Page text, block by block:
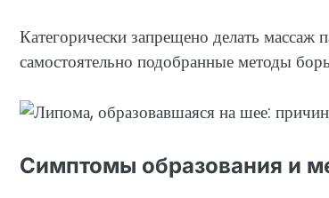
Категорически запрещено делать массаж
самостоятельно подобранные методы
Симптомы образования и